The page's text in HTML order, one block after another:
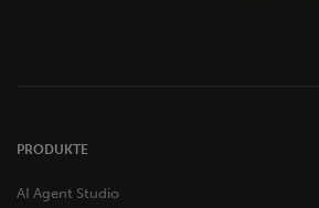
PRODUKTE
AI Agent Studio